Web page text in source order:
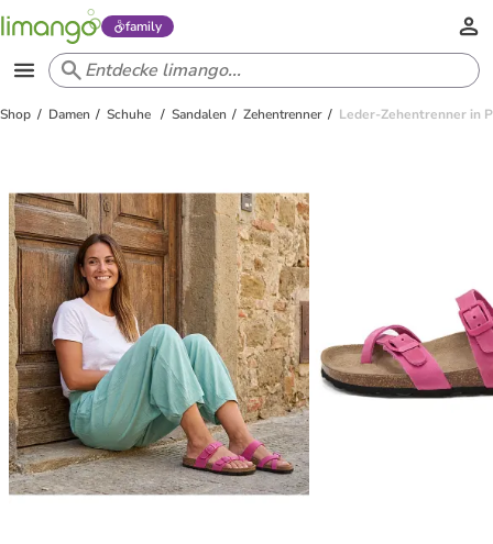
family
Shop Damen Schuhe Sandalen Zehentrenner Leder-Zehentrenner in